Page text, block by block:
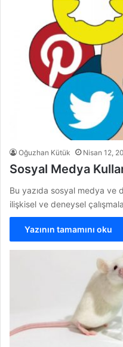
Oğuzhan Kütük Nisan 12,
Sosyal Medya
Bu yazıda sosyal medya ve
ilişkisel ve deneysel
Yazının tamamını oku